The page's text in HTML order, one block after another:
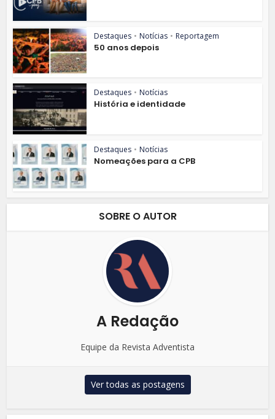
Destaques • Notícias • Reportagem
50 anos depois
Destaques • Notícias
História e identidade
Destaques • Notícias
Nomeações para a CPB
SOBRE O AUTOR
A Redação
Equipe da Revista Adventista
Ver todas as postagens